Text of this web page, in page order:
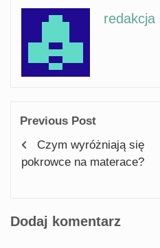
redakcja
Previous Post
Czym wyróżniają się
pokrowce na materace?
Dodaj komentarz